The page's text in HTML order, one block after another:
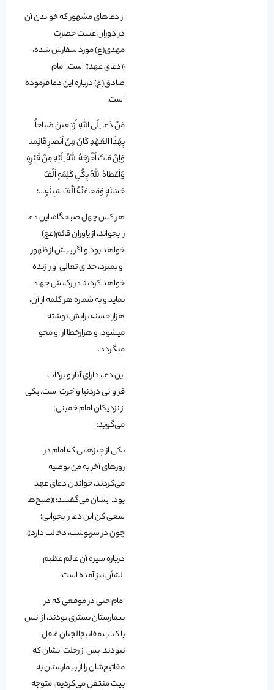
از دعاهای مشهور که خواندن آن
در دوران غیبت حضرت
مهدی‏(ع) مورد سفارش شده،
«دعای عهد» است. امام
صادق(ع) درباره این دعا فرموده
است:
مَنْ دَعا اِلَی اللَّهِ اَرْبَعینَ صَباحاً
بِهَذَا العَهْدِ کَانَ مِنْ اَنْصارِ قَائِمنا
وَاِنْ مَاتَ اَخْرَجَهُ اللّهُ اِلَیْهِ مِنْ قَبْرِهِ
وَاَعْطاهُ اللّهُ بِکُلِ کَلِمَهٍ اَلْفَ
حَسَنَهٍ وَمَحاعَنْهُ اَلْفَ سَیِئَهٍ…؛
هر کس چهل صبحگاه، این دعا
را بخواند، از یاوران قائم(عج)
خواهد بود و اگر پیش از ظهور
او بمیرد، خدای تعالی او را زنده
خواهد کرد، تا در رکابش جهاد
نماید و به شماره هر کلمه از آن،
هزار حسنه برایش نوشته
می‏شود، و هزارخطا از او محو
می‏گردد.
این دعا، دارای آثار و برکات
فراوانی دردنیا وآخرت است. یکی
از نزدیکان امام خمینی;
می‌گوید:
یکی از چیزهایی که امام در
روزهای آخر به من توصیه
می‌‌کردند، خواندن دعای عهد
بود. ایشان می‌‌گفتند: «صبح‌ها
سعی کن این دعا را بخوانی؛
چون در سرنوشت، دخالت دارد».
درباره سیره آن عالم عظیم
الشأن نیز آمده است:
امام حتی در موقعی که در
بیمارستان بستری بودند، از انس
با کتاب مفاتیح‌الجنان غافل
نبودند. پس از رحلت ایشان که
مفاتیح‌شان را از بیمارستان به
بیت منتقل می‌کردیم، متوجه